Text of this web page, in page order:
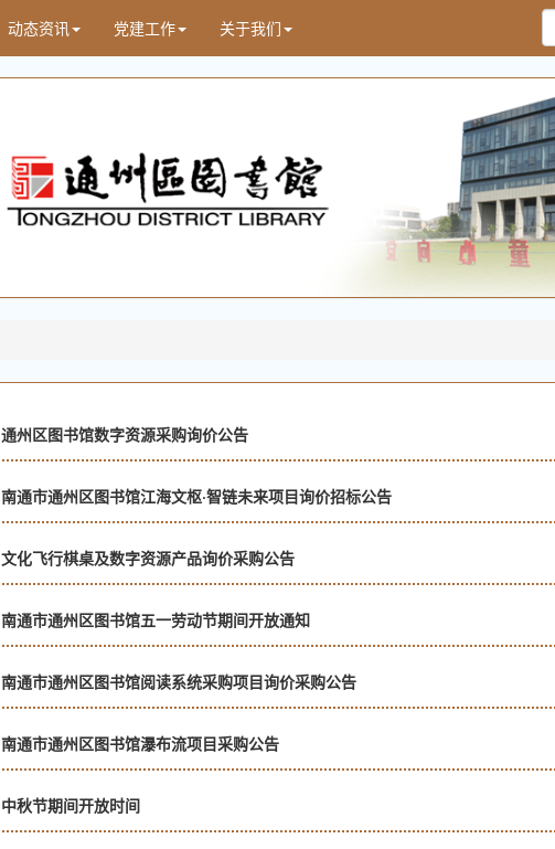
动态资讯 党建工作 关于我们
通州区图书馆数字资源采购询价公告
南通市通州区图书馆江海文枢·智链未来项目询价招标公告
文化飞行棋桌及数字资源产品询价采购公告
南通市通州区图书馆五一劳动节期间开放通知
南通市通州区图书馆阅读系统采购项目询价采购公告
南通市通州区图书馆瀑布流项目采购公告
中秋节期间开放时间